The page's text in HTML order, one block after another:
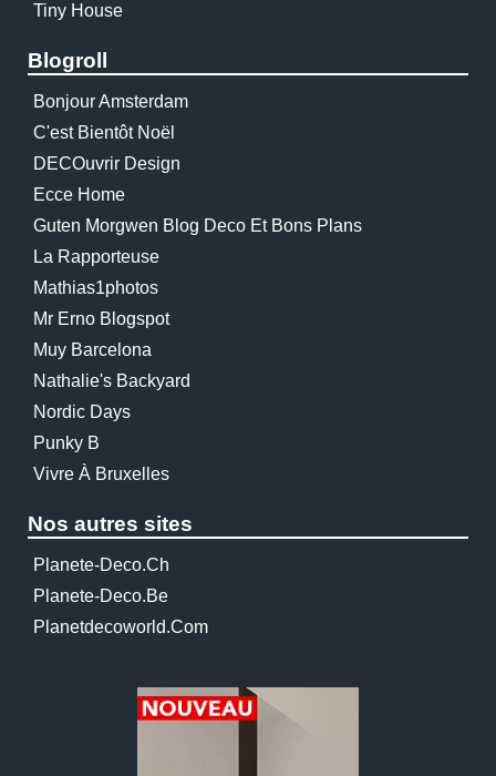
Tiny House
Blogroll
Bonjour Amsterdam
C'est Bientôt Noël
DECOuvrir Design
Ecce Home
Guten Morgwen Blog Deco Et Bons Plans
La Rapporteuse
Mathias1photos
Mr Erno Blogspot
Muy Barcelona
Nathalie's Backyard
Nordic Days
Punky B
Vivre À Bruxelles
Nos autres sites
Planete-Deco.ch
Planete-Deco.be
Planetdecoworld.com